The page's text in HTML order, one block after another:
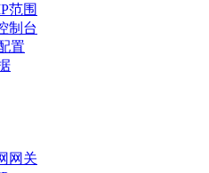
范围
制台
置
网关